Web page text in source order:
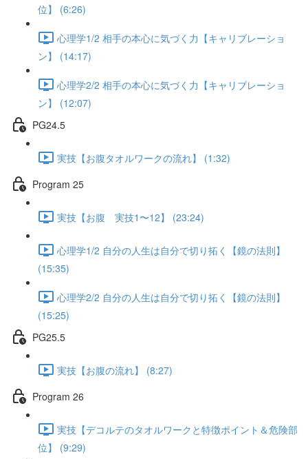
位】 (6:26)
心理学1/2 相手の本心に気づく力【キャリブレーショ
ン】 (14:17)
心理学2/2 相手の本心に気づく力【キャリブレーショ
ン】 (12:07)
PG24.5
実技【お腹タオルワークの流れ】 (1:32)
Program 25
実技【お腹 実技1〜12】 (23:24)
心理学1/2 自分の人生は自分で切り拓く【鏡の法則】
(15:35)
心理学2/2 自分の人生は自分で切り拓く【鏡の法則】
(15:25)
PG25.5
実技【お腹の流れ】 (8:27)
Program 26
実技【デコルテのタオルワークと特徴ポイント＆危険部
位】 (9:29)